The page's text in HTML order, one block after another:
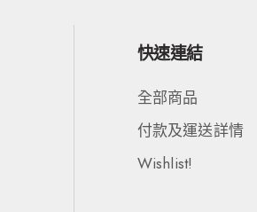
快速連結
全部商品
付款及運送詳情
Wishlist!